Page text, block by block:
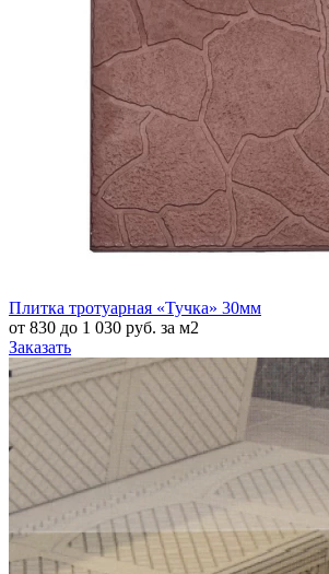
Плитка тротуарная «Тучка» 30мм
от 830 до 1 030 руб. за м2
Заказать